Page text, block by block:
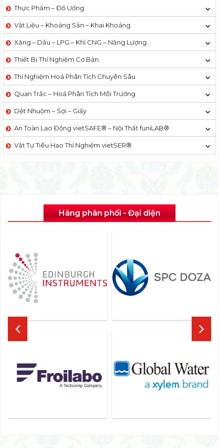
Thực Phẩm – Đồ Uống
Vật Liệu – Khoáng Sản – Khai Khoáng
Xăng – Dầu – LPG – Khí CNG – Năng Lượng…
Thiết Bị Thí Nghiệm Cơ Bản
Thí Nghiệm Hoá Phân Tích Chuyên Sâu
Quan Trắc – Hoá Phân Tích Môi Trường
Dệt Nhuộm – Sợi – Giấy
An Toàn Lao Động vietSAFE® – Nội Thất funiLAB®
Vật Tư Tiêu Hao Thí Nghiệm vietSER®
Hãng phân phối - Đại diện